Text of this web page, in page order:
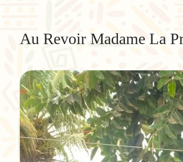
Au Revoir Madame La
apprendre
l'on ne